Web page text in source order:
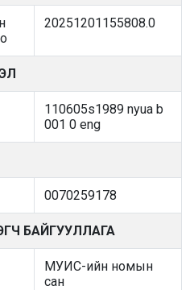
20251201155808.0
110605s1989 nyua b
001 0 eng
0070259178
БАЙГУУЛЛАГА
МУИС-ийн номын
сан